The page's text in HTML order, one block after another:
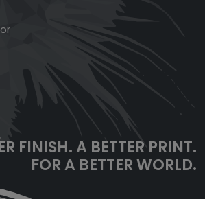
FINISH.A BETTER PRINT.
FOR A BETTER WORLD.